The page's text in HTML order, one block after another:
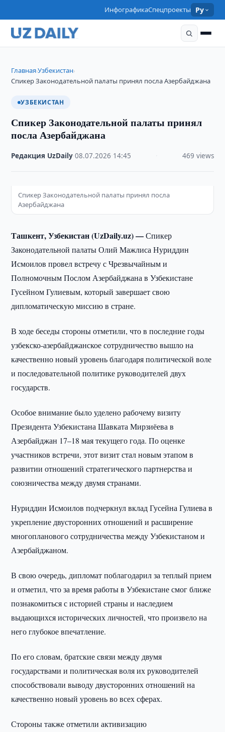
ИнфографикаСпецпроекты Ру
Главная›Узбекистан›
Спикер Законодательной палаты принял посла Азербайджана
УЗБЕКИСТАН
Спикер Законодательной палаты принял
посла Азербайджана
Редакция UzDaily ·08.07.2026 14:45 469 views
Спикер Законодательной палаты принял посла
Азербайджана
Ташкент, Узбекистан (UzDaily.uz) —Спикер
Законодательной палаты Олий Мажлиса Нуриддин
Исмоилов провел встречу с Чрезвычайным и
Полномочным Послом Азербайджана в Узбекистане
Гусейном Гулиевым, который завершает свою
дипломатическую миссию в стране.
В ходе беседы стороны отметили, что в последние годы
узбекско-азербайджанское сотрудничество вышло на
качественно новый уровень благодаря политической воле
и последовательной политике руководителей двух
государств.
Особое внимание было уделено рабочему визиту
Президента Узбекистана Шавката Мирзиёева в
Азербайджан 17–18 мая текущего года. По оценке
участников встречи, этот визит стал новым этапом в
развитии отношений стратегического партнерства и
союзничества между двумя странами.
Нуриддин Исмоилов подчеркнул вклад Гусейна Гулиева в
укрепление двусторонних отношений и расширение
многопланового сотрудничества между Узбекистаном и
Азербайджаном.
В свою очередь, дипломат поблагодарил за теплый прием
и отметил, что за время работы в Узбекистане смог ближе
познакомиться с историей страны и наследием
выдающихся исторических личностей, что произвело на
него глубокое впечатление.
По его словам, братские связи между двумя
государствами и политическая воля их руководителей
способствовали выводу двусторонних отношений на
качественно новый уровень во всех сферах.
Стороны также отметили активизацию